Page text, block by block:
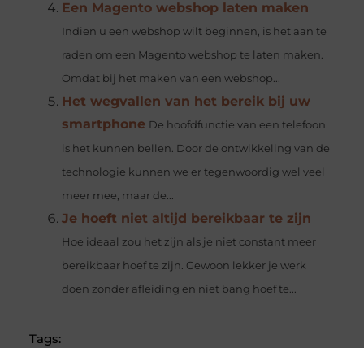
Een Magento webshop laten maken
Indien u een webshop wilt beginnen, is het aan te
raden om een Magento webshop te laten maken.
Omdat bij het maken van een webshop...
Het wegvallen van het bereik bij uw
smartphone De hoofdfunctie van een telefoon
is het kunnen bellen. Door de ontwikkeling van de
technologie kunnen we er tegenwoordig wel veel
meer mee, maar de...
Je hoeft niet altijd bereikbaar te zijn
Hoe ideaal zou het zijn als je niet constant meer
bereikbaar hoef te zijn. Gewoon lekker je werk
doen zonder afleiding en niet bang hoef te...
Tags: